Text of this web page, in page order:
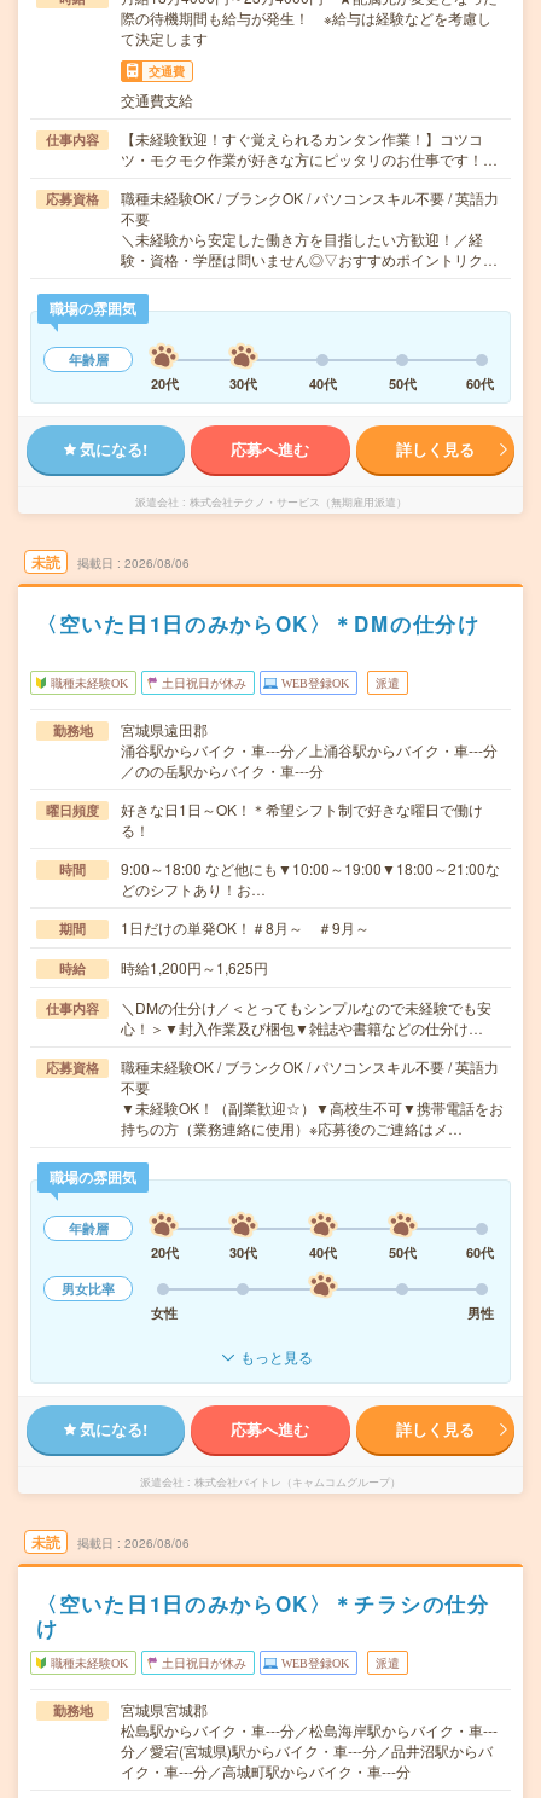
際の待機期間も給与が発生！ ※給与は経験などを考慮し
て決定します
交通費
交通費支給
仕事内容
【未経験歓迎！すぐ覚えられるカンタン作業！】コツコ
ツ・モクモク作業が好きな方にピッタリのお仕事です！…
応募資格
職種未経験OK / ブランクOK / パソコンスキル不要 / 英語力
不要
＼未経験から安定した働き方を目指したい方歓迎！／経
験・資格・学歴は問いません◎▽おすすめポイントリク…
職場の雰囲気
年齢層
20代
30代 40代 50代 60代
気になる! 応募へ進む 詳しく見る
派遣会社 株式会社テクノ・サービス（無期雇用派遣）
未読 掲載日 2026/08/06
〈空いた日1日のみからOK〉＊DMの仕分け
職種未経験OK 土日祝日が休み WEB登録OK 派遣
勤務地
宮城県遠田郡
涌谷駅からバイク・車---分／上涌谷駅からバイク・車---分
／のの岳駅からバイク・車---分
曜日頻度
好きな日1日～OK！＊希望シフト制で好きな曜日で働け
る！
時間
9:00～18:00 など他にも▼10:00～19:00▼18:00～21:00な
どのシフトあり！お…
期間 1日だけの単発OK！＃8月～ ＃9月～
時給 時給1,200円～1,625円
仕事内容
＼DMの仕分け／＜とってもシンプルなので未経験でも安
心！＞▼封入作業及び梱包▼雑誌や書籍などの仕分け…
応募資格
職種未経験OK / ブランクOK / パソコンスキル不要 / 英語力
不要
▼未経験OK！（副業歓迎☆）▼高校生不可▼携帯電話をお
持ちの方（業務連絡に使用）※応募後のご連絡はメ…
職場の雰囲気
年齢層
20代
30代 40代 50代
60代
男女比率
女性
男性
もっと見る
気になる! 応募へ進む 詳しく見る
派遣会社 株式会社バイトレ（キャムコムグループ）
未読 掲載日 2026/08/06
〈空いた日1日のみからOK〉＊チラシの仕分
け
職種未経験OK 土日祝日が休み WEB登録OK 派遣
勤務地
宮城県宮城郡
松島駅からバイク・車---分／松島海岸駅からバイク・車---
分／愛宕(宮城県)駅からバイク・車---分／品井沼駅からバ
イク・車---分／高城町駅からバイク・車---分